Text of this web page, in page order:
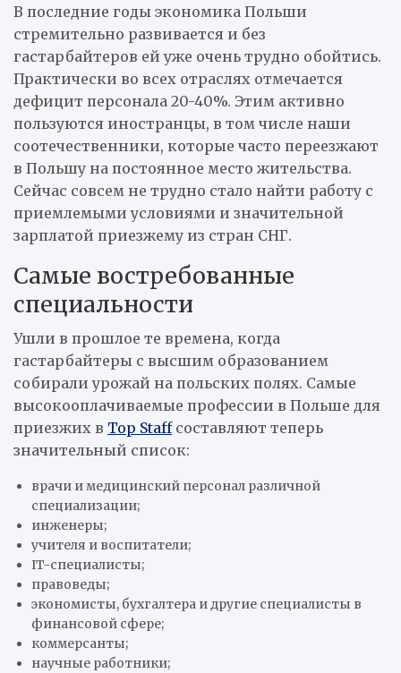
В последние годы экономика Польши
стремительно развивается и без
гастарбайтеров ей уже очень трудно обойтись.
Практически во всех отраслях отмечается
дефицит персонала 20-40%. Этим активно
пользуются иностранцы, в том числе наши
соотечественники, которые часто переезжают
в Польшу на постоянное место жительства.
Сейчас совсем не трудно стало найти работу с
приемлемыми условиями и значительной
зарплатой приезжему из стран СНГ.
Самые востребованные
специальности
Ушли в прошлое те времена, когда
гастарбайтеры с высшим образованием
собирали урожай на польских полях. Самые
высокооплачиваемые профессии в Польше для
приезжих в Top Staffсоставляют теперь
значительный список:
врачи и медицинский персонал различной
специализации;
инженеры;
учителя и воспитатели;
IT-специалисты;
правоведы;
экономисты, бухгалтера и другие специалисты в
финансовой сфере;
коммерсанты;
научные работники;